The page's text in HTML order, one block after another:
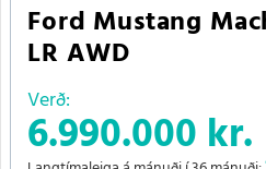
Ford Mustang
LR AWD
Verð:
6.990.000 kr.